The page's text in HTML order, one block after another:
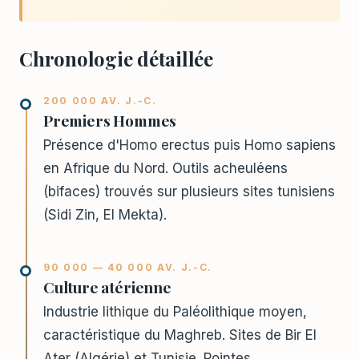
Chronologie détaillée
200 000 AV. J.-C.
Premiers Hommes
Présence d'Homo erectus puis Homo sapiens
en Afrique du Nord. Outils acheuléens
(bifaces) trouvés sur plusieurs sites tunisiens
(Sidi Zin, El Mekta).
90 000 — 40 000 AV. J.-C.
Culture atérienne
Industrie lithique du Paléolithique moyen,
caractéristique du Maghreb. Sites de Bir El